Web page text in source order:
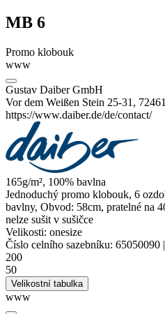
MB 6
Promo klobouk
www
Gustav Daiber GmbH
Vor dem Weißen Stein 25-31,
https://www.daiber.de/de/contact/
165g/m², 100% bavlna
Jednoduchý promo klobouk, 6
bavlny, Obvod: 58cm, pratelné na
nelze sušit v sušičce
Velikosti: onesize
Číslo celního sazebníku: 65050090 |
200
50
Velikostní tabulka
www